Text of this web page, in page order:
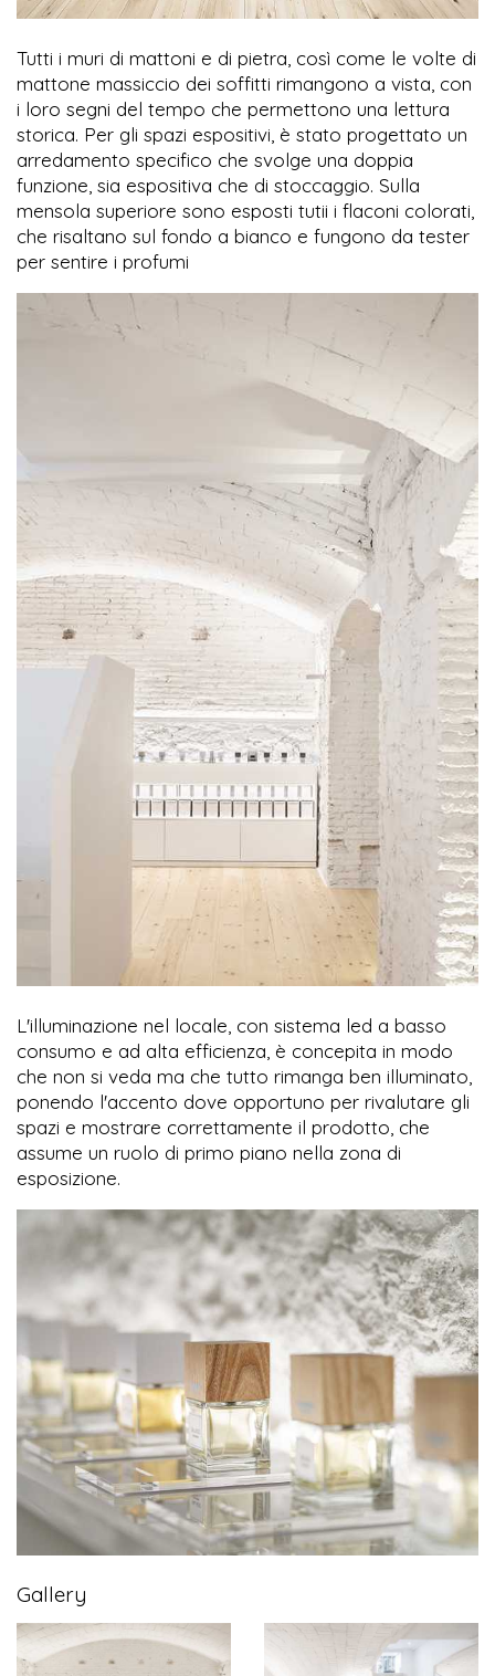
Tutti i muri di mattoni e di pietra, così come le volte di
mattone massiccio dei soffitti rimangono a vista, con
i loro segni del tempo che permettono una lettura
storica. Per gli spazi espositivi, è stato progettato un
arredamento specifico che svolge una doppia
funzione, sia espositiva che di stoccaggio. Sulla
mensola superiore sono esposti tutii i flaconi colorati,
che risaltano sul fondo a bianco e fungono da tester
per sentire i profumi
L'illuminazione nel locale, con sistema led a basso
consumo e ad alta efficienza, è concepita in modo
che non si veda ma che tutto rimanga ben illuminato,
ponendo l'accento dove opportuno per rivalutare gli
spazi e mostrare correttamente il prodotto, che
assume un ruolo di primo piano nella zona di
esposizione.
Gallery